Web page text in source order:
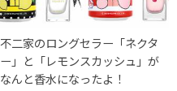
不二家のロングセラー「ネクタ
ー」と「レモンスカッシュ」が
なんと香水になったよ！